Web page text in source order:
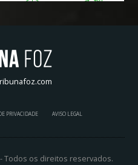
PRIVACIDADE AVISO LEGAL
Todos os direitos reservados.